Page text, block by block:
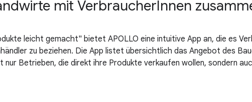
mit VerbraucherInnen
leicht gemacht" bietet APOLLO eine intuitive App an, die es
zu beziehen. Die App listet übersichtlich das Angebot des
nur Betrieben, die direkt ihre Produkte verkaufen wollen, sondern